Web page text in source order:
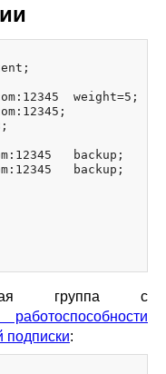
weight=5;
backup;
backup;
группа с
подписки: